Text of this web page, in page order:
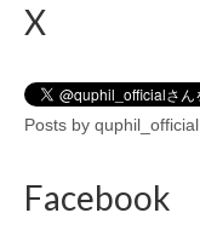
X
Posts by quphil_official
Facebook